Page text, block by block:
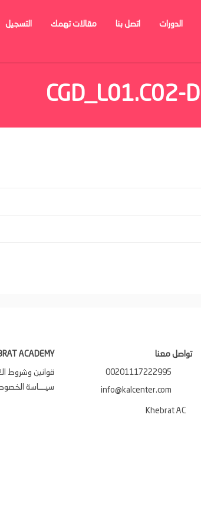
الدورات اتصل بنا مقالات تهمك التسجيل
تواصل معنا
00201117222995
info@kalcenter.com
Khebrat AC
ACADEMY
قوانين وشروط
سيـــاسة